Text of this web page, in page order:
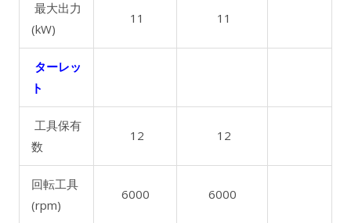
最大出力
(kW)
11 11
ターレッ
ト
工具保有
数
12 12
回転工具
(rpm)
6000 6000